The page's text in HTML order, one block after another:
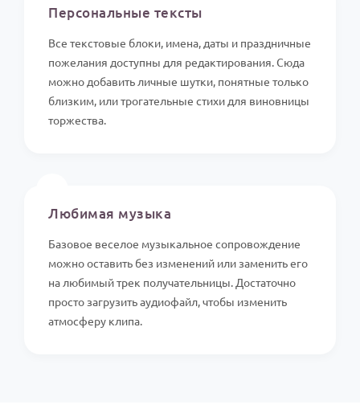
Персональные тексты
Все текстовые блоки, имена, даты и праздничные
пожелания доступны для редактирования. Сюда
можно добавить личные шутки, понятные только
близким, или трогательные стихи для виновницы
торжества.
Любимая музыка
Базовое веселое музыкальное сопровождение
можно оставить без изменений или заменить его
на любимый трек получательницы. Достаточно
просто загрузить аудиофайл, чтобы изменить
атмосферу клипа.